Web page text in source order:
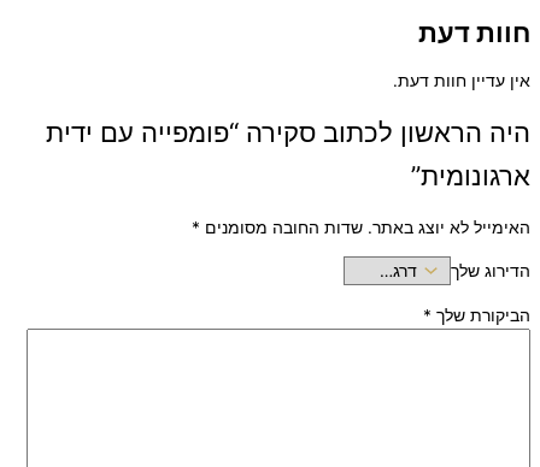
חוות דעת
אין עדיין חוות דעת.
היה הראשון לכתוב סקירה “פומפייה עם ידית
ארגונומית”
האימייל לא יוצג באתר. שדות החובה מסומנים *
הדירוג שלך
הביקורת שלך *